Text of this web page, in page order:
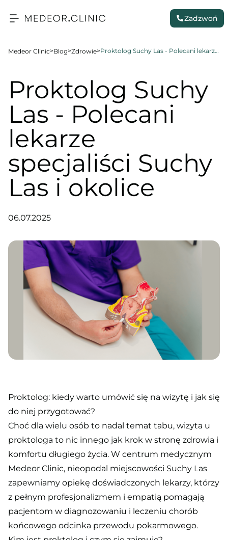
Zadzwoń
Medeor Clinic>Blog>Zdrowie> Proktolog Suchy Las - Polecani lekarze specjaliści Suchy Las i okolice
Proktolog Suchy
Las - Polecani
lekarze
specjaliści Suchy
Las i okolice
06.07.2025
Proktolog: kiedy warto umówić się na wizytę i jak się
do niej przygotować?
Choć dla wielu osób to nadal temat tabu, wizyta u
proktologa to nic innego jak krok w stronę zdrowia i
komfortu długiego życia. W centrum medycznym
Medeor Clinic, nieopodal miejscowości Suchy Las
zapewniamy opiekę doświadczonych lekarzy, którzy
z pełnym profesjonalizmem i empatią pomagają
pacjentom w diagnozowaniu i leczeniu chorób
końcowego odcinka przewodu pokarmowego.